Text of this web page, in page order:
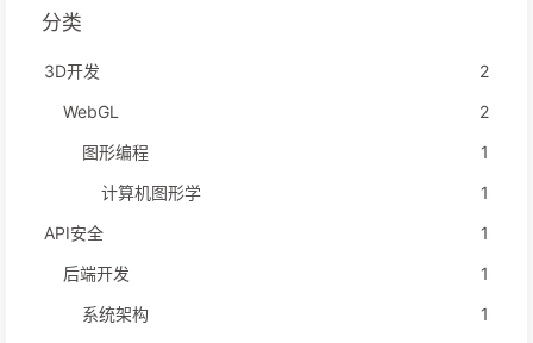
分类
3D开发
2
WebGL
2
图形编程
1
计算机图形学
1
API安全
1
后端开发
1
系统架构
1